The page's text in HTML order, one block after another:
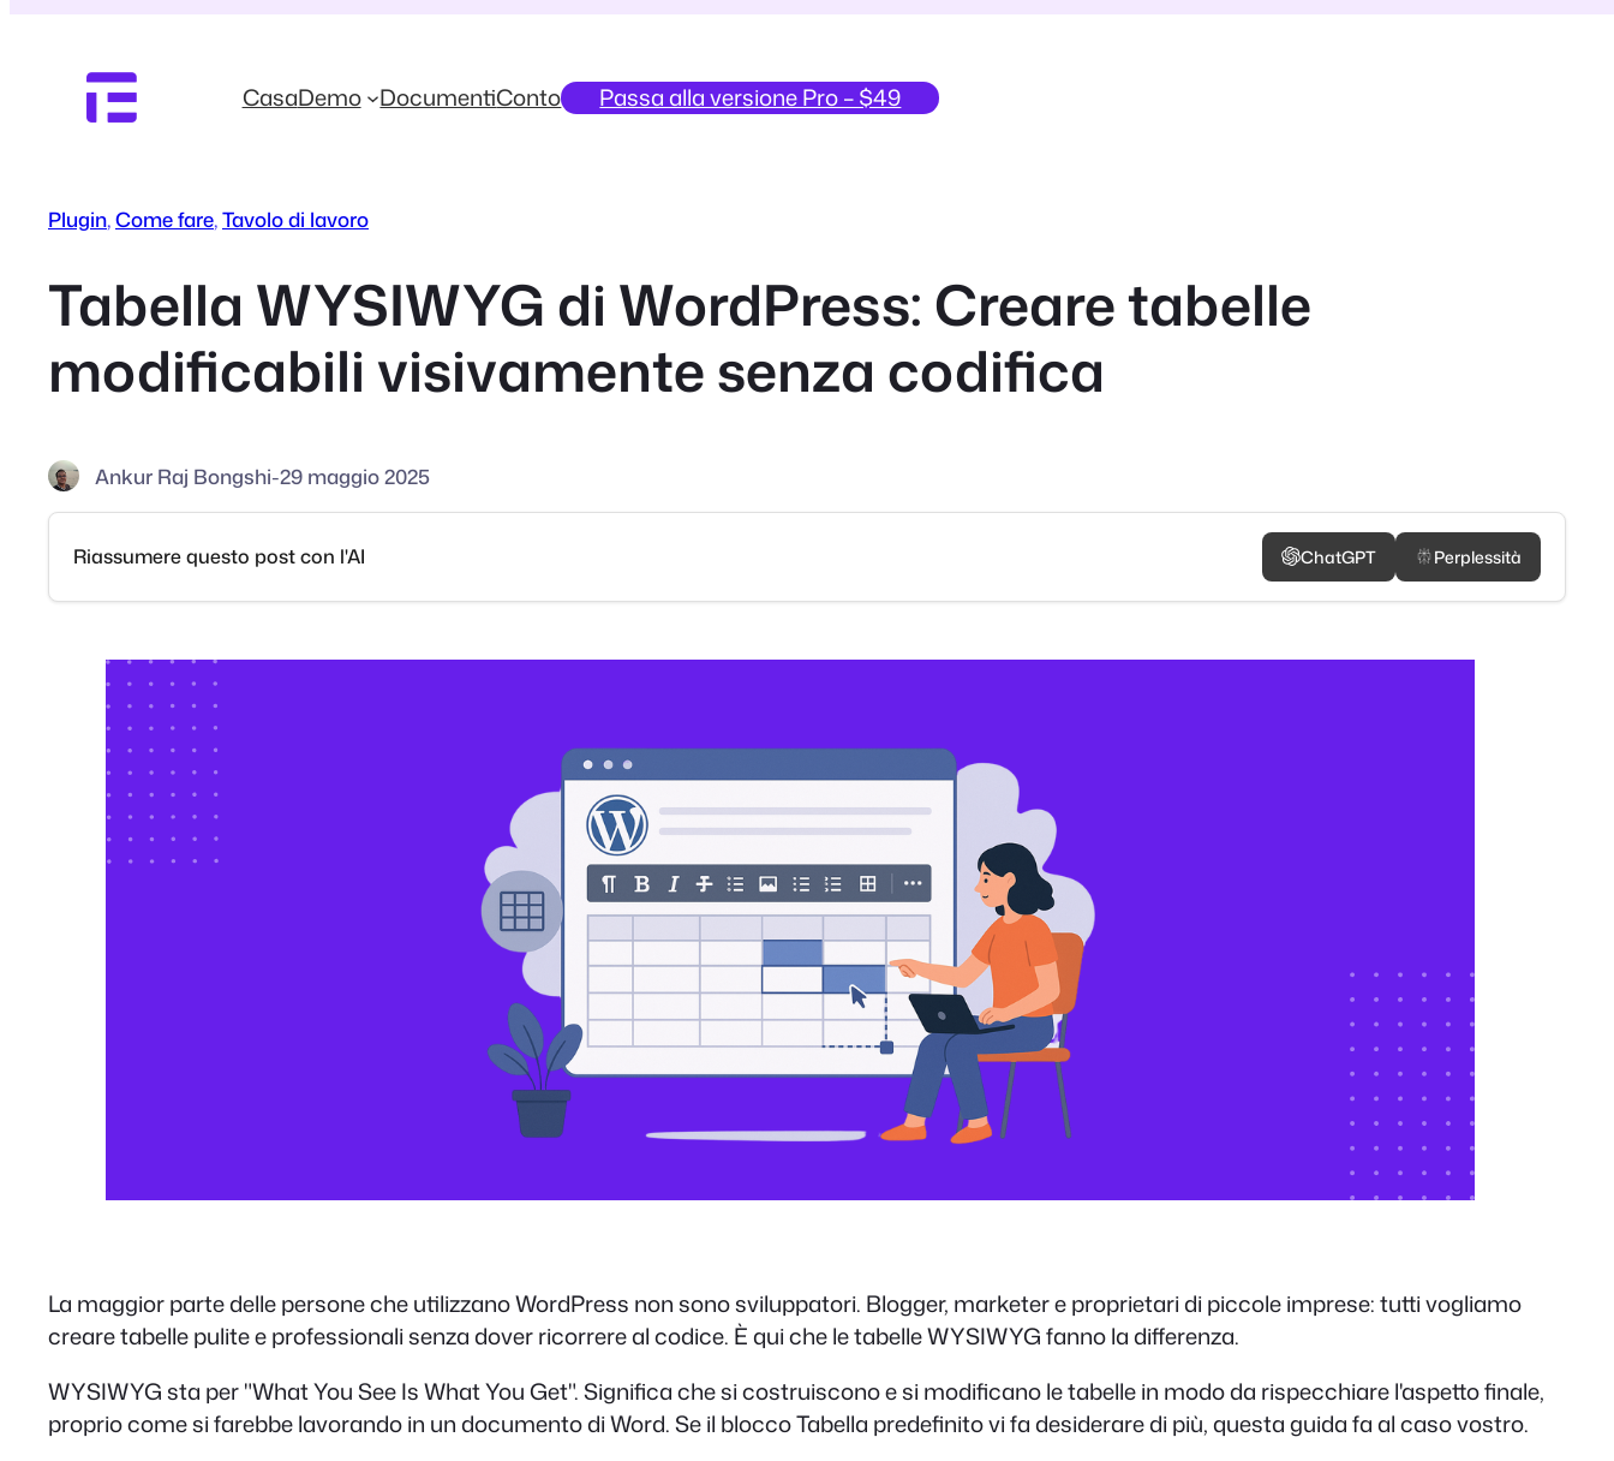
contenuto
CasaDemo DocumentiConto Passa alla versione Pro – $49
Plugin, Come fare, Tavolo di lavoro
Tabella WYSIWYG di WordPress: Creare tabelle
modificabili visivamente senza codifica
Ankur Raj Bongshi-29 maggio 2025
Riassumere questo post con l'AI ChatGPT Perplessità
La maggior parte delle persone che utilizzano WordPress non sono sviluppatori. Blogger, marketer e proprietari di piccole imprese: tutti vogliamo
creare tabelle pulite e professionali senza dover ricorrere al codice. È qui che le tabelle WYSIWYG fanno la differenza.
WYSIWYG sta per "What You See Is What You Get". Significa che si costruiscono e si modificano le tabelle in modo da rispecchiare l'aspetto finale,
proprio come si farebbe lavorando in un documento di Word. Se il blocco Tabella predefinito vi fa desiderare di più, questa guida fa al caso vostro.